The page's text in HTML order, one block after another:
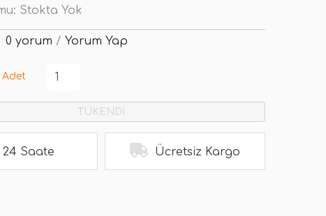
Stokta Yok
0 yorum / Yorum Yap
Adet
TÜKENDİ
24 Saate Ücretsiz Kargo